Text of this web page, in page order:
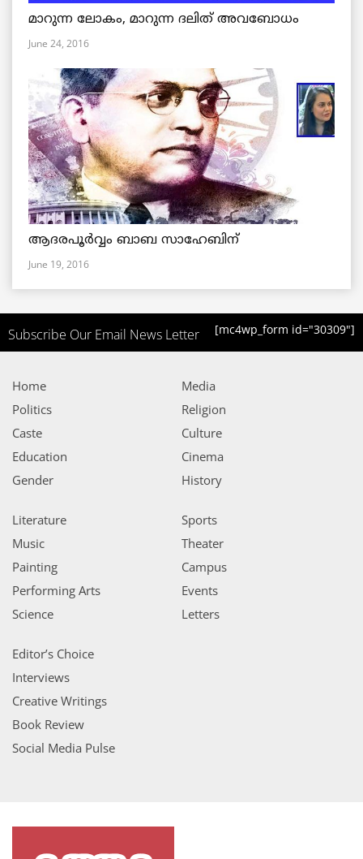
മാറുന്ന ലോകം, മാറുന്ന ദലിത് അവബോധം
June 24, 2016
ആദരപൂര്‍വ്വം ബാബ സാഹേബിന്
June 19, 2016
Subscribe Our Email News Letter [mc4wp_form id="30309"]
Home
Politics
Caste
Education
Gender
Media
Religion
Culture
Cinema
History
Literature
Music
Painting
Performing Arts
Science
Sports
Theater
Campus
Events
Letters
Editor’s Choice
Interviews
Creative Writings
Book Review
Social Media Pulse